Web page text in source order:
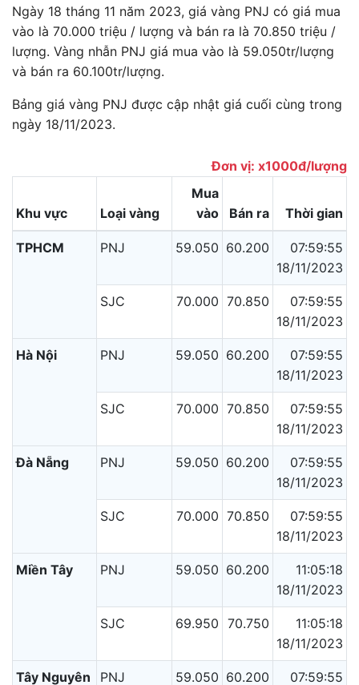
Ngày 18 tháng 11 năm 2023, giá vàng PNJ có giá mua
vào là 70.000 triệu / lượng và bán ra là 70.850 triệu /
lượng. Vàng nhẫn PNJ giá mua vào là 59.050tr/lượng
và bán ra 60.100tr/lượng.
Bảng giá vàng PNJ được cập nhật giá cuối cùng trong
ngày 18/11/2023.
Đơn vị: x1000đ/lượng
Khu vực Loại vàng
Mua
vào
Bán ra Thời gian
TPHCM PNJ 59.050 60.200
07:59:55
18/11/2023
SJC 70.000 70.850
07:59:55
18/11/2023
Hà Nội PNJ 59.050 60.200
07:59:55
18/11/2023
SJC 70.000 70.850
07:59:55
18/11/2023
Đà Nẵng PNJ 59.050 60.200
07:59:55
18/11/2023
SJC 70.000 70.850
07:59:55
18/11/2023
Miền Tây PNJ 59.050 60.200
11:05:18
18/11/2023
SJC 69.950 70.750
11:05:18
18/11/2023
Tây Nguyên PNJ 59.050 60.200
07:59:55